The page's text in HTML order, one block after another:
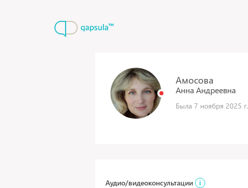
Амосова
Анна Андреевна
Была 7 ноября 2025 г.
Аудио/видеоконсультации
i